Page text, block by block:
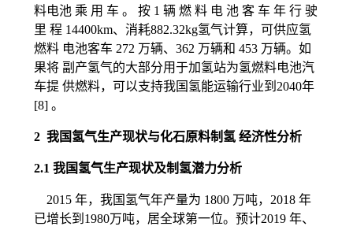
料电池 乘 用 车 。 按 1 辆 燃 料 电 池 客 车 年 行 驶
里 程 14400km、消耗882.32kg氢气计算，可供应氢
燃料 电池客车 272 万辆、362 万辆和 453 万辆。如
果将 副产氢气的大部分用于加氢站为氢燃料电池汽
车提 供燃料，可以支持我国氢能运输行业到2040年
[8] 。
2 我国氢气生产现状与化石原料制氢 经济性分析
2.1 我国氢气生产现状及制氢潜力分析
2015 年，我国氢气年产量为 1800 万吨，2018 年
已增长到1980万吨，居全球第一位。预计2019 年、